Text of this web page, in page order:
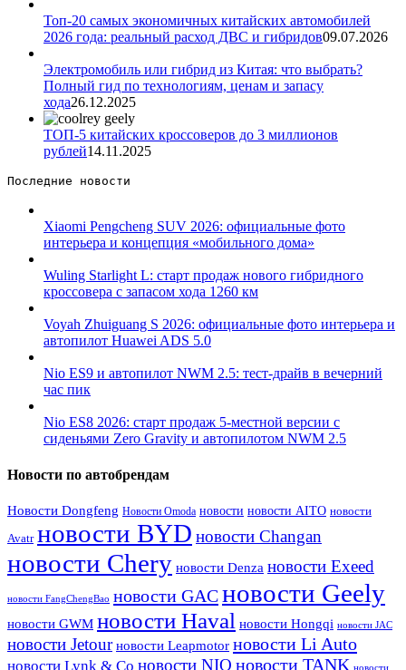
Топ-20 самых экономичных китайских автомобилей
2026 года: реальный расход ДВС и гибридов09.07.2026
Электромобиль или гибрид из Китая: что выбрать?
Полный гид по технологиям, ценам и запасу
хода26.12.2025
ТОП-5 китайских кроссоверов до 3 миллионов
рублей14.11.2025
Последние новости
Xiaomi Pengcheng SUV 2026: официальные фото
интерьера и концепция «мобильного дома»
Wuling Starlight L: старт продаж нового гибридного
кроссовера с запасом хода 1260 км
Voyah Zhuiguang S 2026: официальные фото интерьера и
автопилот Huawei ADS 5.0
Nio ES9 и автопилот NWM 2.5: тест-драйв в вечерний
час пик
Nio ES8 2026: старт продаж 5-местной версии с
сиденьями Zero Gravity и автопилотом NWM 2.5
Новости по автобрендам
Новости Dongfeng Новости Omoda новости новости AITO новости
Avatr новости BYD новости Changan
новости Chery новости Denza новости Exeed
новости FangChengBao новости GACновости Geely
новости GWM новости Haval новости Hongqi новости JAC
новости Jetour новости Leapmotor новости Li Auto
новости Lynk & Co новости NIO новости TANK новости